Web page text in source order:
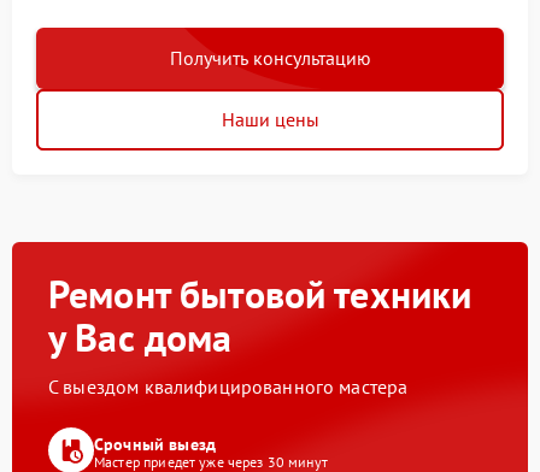
Получить консультацию
Наши цены
Ремонт бытовой техники
у Вас дома
С выездом квалифицированного мастера
Срочный выезд
Мастер приедет уже через 30 минут